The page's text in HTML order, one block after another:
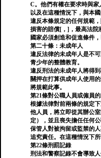
C。他們有權在要求時與
以及在這種情況下，與本
違反本條規定的任何規範
損害的賠償[，]，最高法院
國家必須創造和促進條件
第二十條：未成年人
違反法律的未成年人是不
青少年的整體教育。
違反刑法的未成年人將得
關押在打算供成年人使用
將規範此事。
第21條對公職人員或僱員
根據法律對前兩條的規定
他人員，將立即從其辦公
定），並且喪失擔任任何公
保管人對被拘留或監禁的
追究責任。在這種情況下
第22條刑罰記錄
刑法和警察記錄不會導致